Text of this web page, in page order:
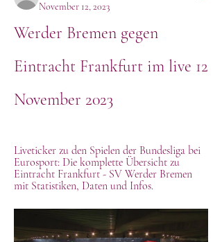
November 12, 2023
Werder Bremen gegen
Eintracht Frankfurt im live 12
November 2023
Liveticker zu den Spielen der Bundesliga bei
Eurosport: Die komplette Übersicht zu
Eintracht Frankfurt - SV Werder Bremen
mit Statistiken, Daten und Infos.